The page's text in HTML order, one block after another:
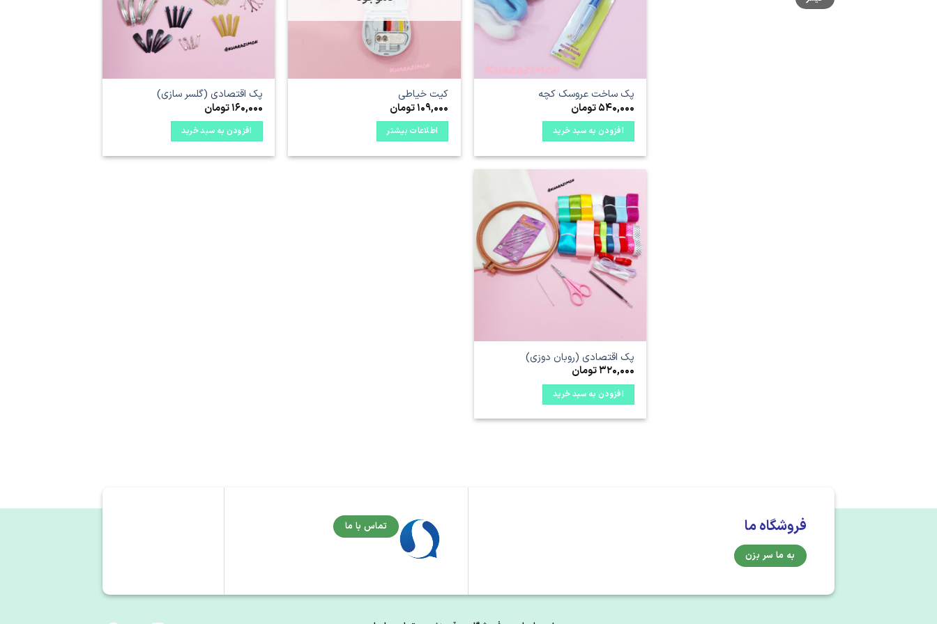
پک ساخت عروسک کچه
540,000تومان
افزودن به سبد خرید
کیت خیاطی
109,000تومان
اطلاعات بیشتر
پک اقتصادی (گلسر سازی)
160,000تومان
افزودن به سبد خرید
مندی
ها
پک اقتصادی (روبان دوزی)
320,000تومان
افزودن به سبد خرید
فروشگاه ما
به ما سر بزن
تماس با ما